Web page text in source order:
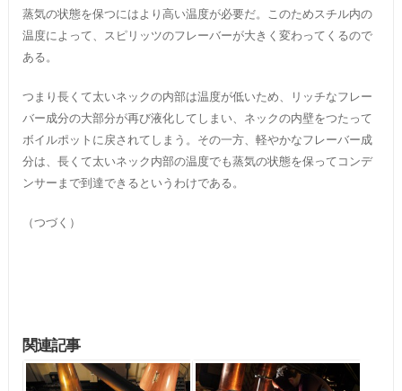
蒸気の状態を保つにはより高い温度が必要だ。このためスチル内の
温度によって、スピリッツのフレーバーが大きく変わってくるので
ある。
つまり長くて太いネックの内部は温度が低いため、リッチなフレー
バー成分の大部分が再び液化してしまい、ネックの内壁をつたって
ボイルポットに戻されてしまう。その一方、軽やかなフレーバー成
分は、長くて太いネック内部の温度でも蒸気の状態を保ってコンデ
ンサーまで到達できるというわけである。
（つづく）
関連記事